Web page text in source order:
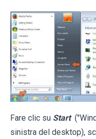
Fare clic su Start
sinistra del desktop),